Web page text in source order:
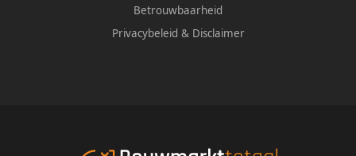
Betrouwbaarheid
Privacybeleid & Disclaimer